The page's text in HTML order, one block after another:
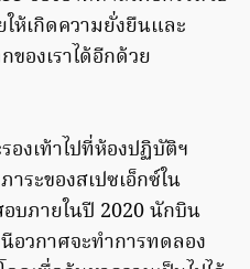
ห้เกิดความยั่งยืนและ
องเราได้อีกด้วย
งเท้าไปที่ห้องปฏิบัติฯ
ระของสเปซเอ็กซ์ใน
บภายในปี 2020 นักบิน
อวกาศจะทำการทดลอง